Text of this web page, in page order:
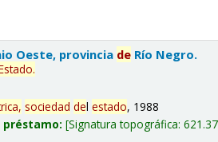
Oeste, provincia de Río Negro.
.
sociedad delestado, 1988
préstamo: Signatura topográfica: